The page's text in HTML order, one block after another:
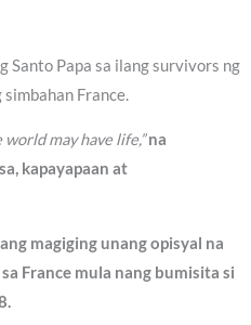
Santo Papa sa ilang survivors ng
France.
world may have life,”na
kapayapaan at
magiging unang opisyal na
France mula nang bumisita si